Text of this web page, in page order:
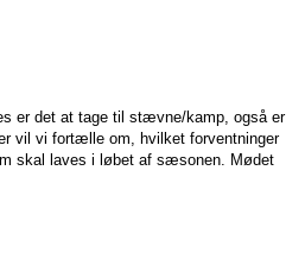
er det at tage til stævne/kamp, også er
vil vi fortælle om, hvilket forventninger
skal laves i løbet af sæsonen. Mødet